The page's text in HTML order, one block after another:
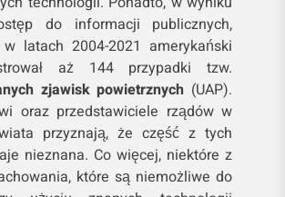
do informacji publicznych,
latach 2004-2021 amerykański
aż 144 przypadki tzw.
zjawisk powietrznych (UAP)​.
oraz przedstawiciele rządów w
przyznają, że część z tych
nieznana. Co więcej, niektóre z
które są niemożliwe do